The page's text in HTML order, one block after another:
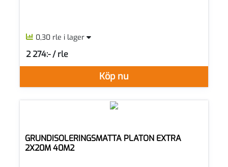
0,30 rle i lager
Köp nu
2 274:- / rle
SEK per RLE
GRUNDISOLERINGSMATTA PLATON EXTRA
2X20M 40M2